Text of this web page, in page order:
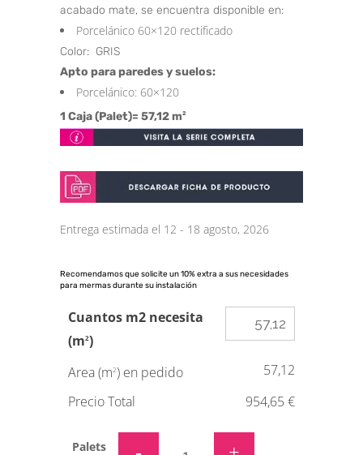
acabado mate, se encuentra disponible en:
Porcelánico 60×120 rectificado
Color: GRIS
Apto para paredes y suelos:
Porcelánico: 60×120
1 Caja (Palet)= 57,12 m2
Entrega estimada el 12 - 18 agosto, 2026
Recomendamos que solicite un 10% extra a sus necesidades
para mermas durante su instalación
Cuantos m2 necesita
(m2)
Area (m2) en pedido
57,12
Precio Total
954,65 €
Palets